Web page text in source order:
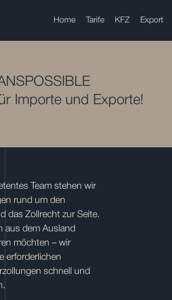
Home Tarife KFZ Export
Importe und Exporte!
Team stehen wir
rund um den
das Zollrecht zur Seite.
aus dem Ausland
möchten – wir
erforderlichen
schnell und